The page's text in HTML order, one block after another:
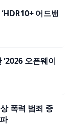
어드밴
오픈웨이
폭력 범죄 증